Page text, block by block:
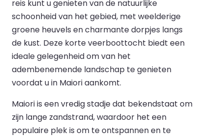
reis kunt u genieten van de natuurlijke
schoonheid van het gebied, met weelderige
groene heuvels en charmante dorpjes langs
de kust. Deze korte veerboottocht biedt een
ideale gelegenheid om van het
adembenemende landschap te genieten
voordat u in Maiori aankomt.
Maiori is een vredig stadje dat bekendstaat om
zijn lange zandstrand, waardoor het een
populaire plek is om te ontspannen en te